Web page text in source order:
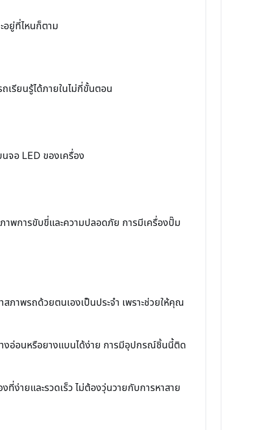
อยู่ที่ไหนก็ตาม
เรียนรู้ได้ภายในไม่กี่ขั้นตอน
จอ LED ของเครื่อง
าพการขับขี่และความปลอดภัย การมีเครื่องปั๊ม
ภาพรถด้วยตนเองเป็นประจำ เพราะช่วยให้คุณ
งอ่อนหรือยางแบนได้ง่าย การมีอุปกรณ์ชิ้นนี้ติด
ที่ง่ายและรวดเร็ว ไม่ต้องวุ่นวายกับการหาสาย